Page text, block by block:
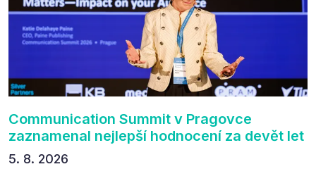
Communication Summit v Pragovce
zaznamenal nejlepší hodnocení za devět let
5. 8. 2026